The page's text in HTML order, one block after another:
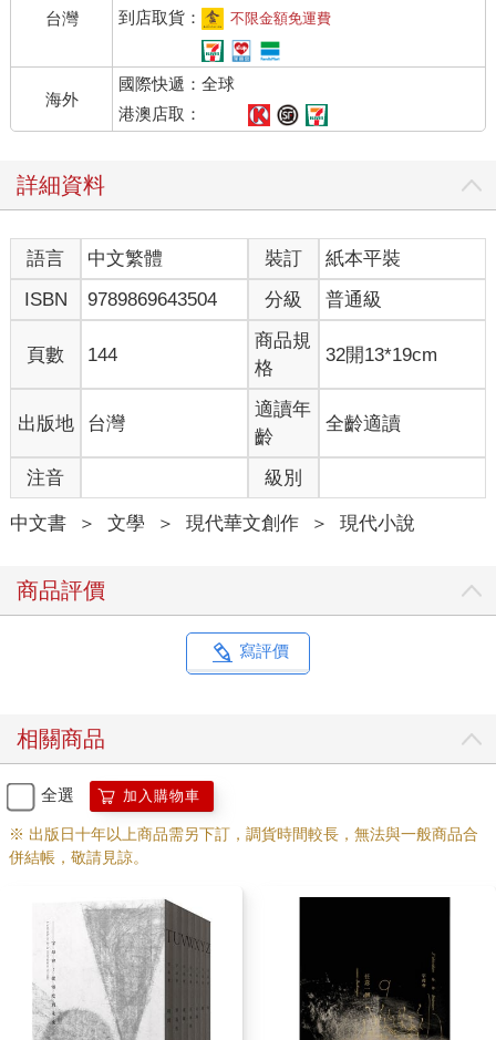
台灣
到店取貨：
不限金額免運費
海外
國際快遞：全球
港澳店取：
詳細資料
語言 中文繁體 裝訂
紙本平裝
ISBN
9789869643504 分級 普通級
頁數 144
商品規
格
32開13*19cm
出版地 台灣
適讀年
齡
全齡適讀
注音 級別
中文書 ＞ 文學 ＞ 現代華文創作 ＞ 現代小說
商品評價
寫評價
相關商品
全選 加入購物車
※ 出版日十年以上商品需另下訂，調貨時間較長，無法與一般商品合
併結帳，敬請見諒。